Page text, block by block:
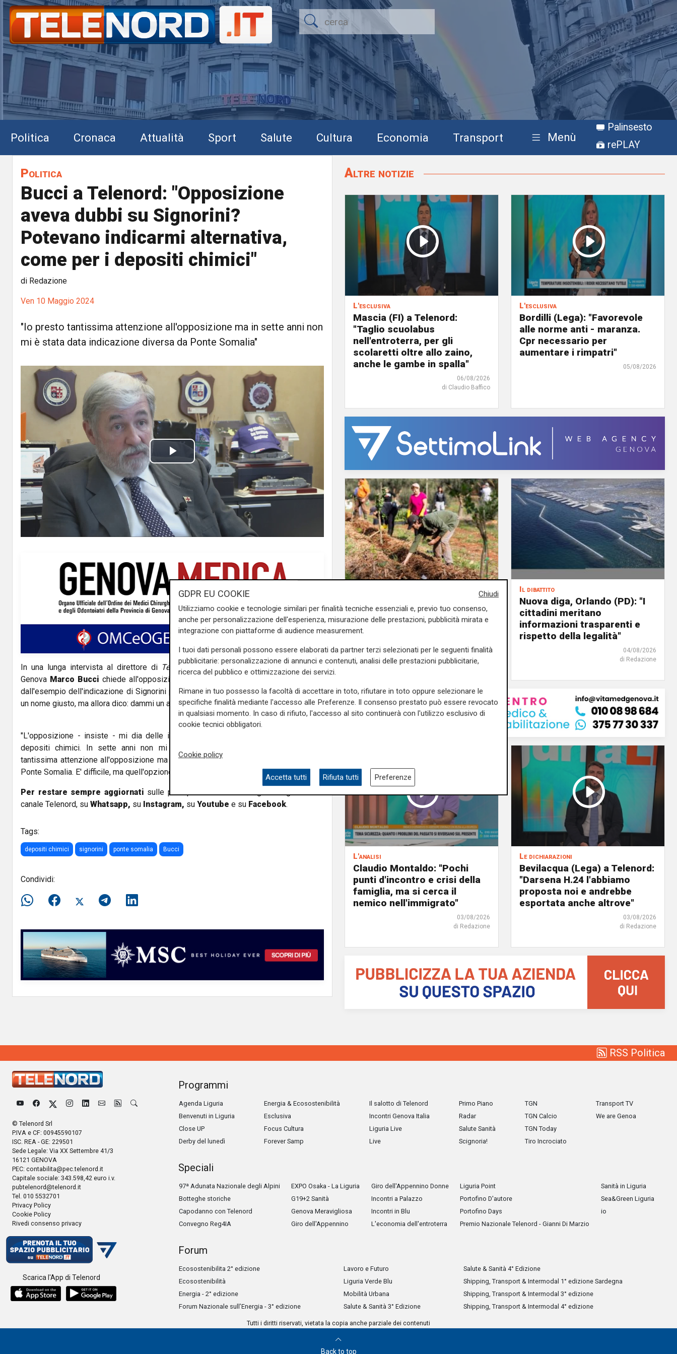
Politica Cronaca Attualità Sport Salute Cultura Economia Transport Menù
Palinsesto
rePLAY
Politica
Bucci a Telenord: "Opposizione
aveva dubbi su Signorini?
Potevano indicarmi alternativa,
come per i depositi chimici"
di Redazione
Ven 10 Maggio 2024
"Io presto tantissima attenzione all'opposizione ma in sette anni non
mi è stata data indicazione diversa da Ponte Somalia"
P
l
a
y
i
d
e
o
In una lunga intervista al direttore di Telenord Giampiero Timossi
, il sindaco di
Genova Marco Bucci chiede all'opposizione un atteggiamento costruttivo, partendo
dall'esempio dell'indicazione di Signorini per Iren: "Facile oggi dire che non sia stato
un nome giusto, ma allora dico: dammi un altro nome".
"L'opposizione - insiste - mi dia delle idee e io le porto avanti, così come per i
depositi chimici. In sette anni non mi è stata indicata un'alternativa. Io presto
tantissima attenzione all'opposizione ma non mi è stata data indicazione diversa da
Ponte Somalia. E' difficile, ma quell'opzione è la meno peggio che ci sia".
Per restare sempre aggiornati sulle principali notizie sulla Liguria seguiteci sul
canale Telenord, su Whatsapp, su Instagram, su Youtube e su Facebook.
Tags:
depositi chimici signorini ponte somalia Bucci
Condividi:
Altre notizie
L'esclusiva
Mascia (FI) a Telenord:
"Taglio scuolabus
nell'entroterra, per gli
scolaretti oltre allo zaino,
anche le gambe in spalla"
06/08/2026
di Claudio Baffico
L'esclusiva
Bordilli (Lega): "Favorevole
alle norme anti - maranza.
Cpr necessario per
aumentare i rimpatri"
05/08/2026
Regione: incrementato di un
milione il bando per
l'innovazione nell'agricoltura
di Redazione
Il dibattito
Nuova diga, Orlando (PD): "I
cittadini meritano
informazioni trasparenti e
rispetto della legalità"
04/08/2026
di Redazione
L'analisi
Claudio Montaldo: "Pochi
punti d'incontro e crisi della
famiglia, ma si cerca il
nemico nell'immigrato"
03/08/2026
di Redazione
Le dichiarazioni
Bevilacqua (Lega) a Telenord:
"Darsena H.24 l'abbiamo
proposta noi e andrebbe
esportata anche altrove"
03/08/2026
di Redazione
RSS Politica
© Telenord Srl
P.IVA e CF: 00945590107
ISC. REA - GE: 229501
Sede Legale: Via XX Settembre 41/3
16121 GENOVA
PEC: contabilita@pec.telenord.it
Capitale sociale: 343.598,42 euro i.v.
pubtelenord@telenord.it
Tel. 010 5532701
Privacy Policy
Cookie Policy
Rivedi consenso privacy
Scarica l'App di Telenord
Programmi
Agenda Liguria
Benvenuti in Liguria
Close UP
Derby del lunedì
Energia & Ecosostenibilità
Esclusiva
Focus Cultura
Forever Samp
Il salotto di Telenord
Incontri Genova Italia
Liguria Live
Live
Primo Piano
Radar
Salute Sanità
Scignoria!
TGN
TGN Calcio
TGN Today
Tiro Incrociato
Transport TV
We are Genoa
Speciali
97ª Adunata Nazionale degli Alpini
Botteghe storiche
Capodanno con Telenord
Convegno Reg4IA
EXPO Osaka - La Liguria
G19+2 Sanità
Genova Meravigliosa
Giro dell'Appennino
Giro dell'Appennino Donne
Incontri a Palazzo
Incontri in Blu
L'economia dell'entroterra
Liguria Point
Portofino D'autore
Portofino Days
Premio Nazionale Telenord - Gianni Di Marzio
Sanità in Liguria
Sea&Green Liguria
io
Forum
Ecosostenibilita 2° edizione
Ecosostenibilità
Energia - 2° edizione
Forum Nazionale sull’Energia - 3° edizione
Lavoro e Futuro
Liguria Verde Blu
Mobilità Urbana
Salute & Sanità 3° Edizione
Salute & Sanità 4° Edizione
Shipping, Transport & Intermodal 1° edizione Sardegna
Shipping, Transport & Intermodal 3° edizione
Shipping, Transport & Intermodal 4° edizione
Tutti i diritti riservati, vietata la copia anche parziale dei contenuti
Back to top
Chiudi
GDPR EU COOKIE
Utilizziamo cookie e tecnologie similari per finalità tecniche essenziali e, previo tuo consenso,
anche per personalizzazione dell'esperienza, misurazione delle prestazioni, pubblicità mirata e
integrazione con piattaforme di audience measurement.
I tuoi dati personali possono essere elaborati da partner terzi selezionati per le seguenti finalità
pubblicitarie: personalizzazione di annunci e contenuti, analisi delle prestazioni pubblicitarie,
ricerca del pubblico e ottimizzazione dei servizi.
Rimane in tuo possesso la facoltà di accettare in toto, rifiutare in toto oppure selezionare le
specifiche finalità mediante l'accesso alle Preferenze. Il consenso prestato può essere revocato
in qualsiasi momento. In caso di rifiuto, l'accesso al sito continuerà con l'utilizzo esclusivo di
cookie tecnici obbligatori.
Cookie policy
Accetta tutti Rifiuta tutti Preferenze